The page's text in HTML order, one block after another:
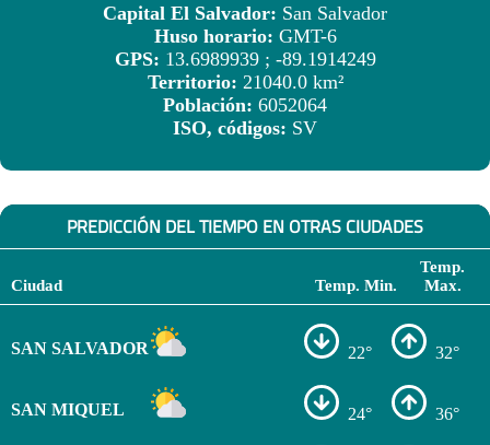
Capital El Salvador: San Salvador
Huso horario: GMT-6
GPS: 13.6989939 ; -89.1914249
Territorio: 21040.0 km²
Población: 6052064
ISO, códigos: SV
PREDICCIÓN DEL TIEMPO EN OTRAS CIUDADES
Ciudad Temp. Min.
Temp.
Max.
SAN SALVADOR 22° 32°
SAN MIQUEL 24° 36°